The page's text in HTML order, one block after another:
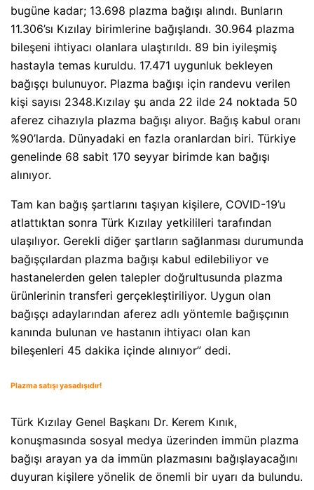
bugüne kadar; 13.698 plazma bağışı alındı. Bunların
11.306’sı Kızılay birimlerine bağışlandı. 30.964 plazma
bileşeni ihtiyacı olanlara ulaştırıldı. 89 bin iyileşmiş
hastayla temas kuruldu. 17.471 uygunluk bekleyen
bağışçı bulunuyor. Plazma bağışı için randevu verilen
kişi sayısı 2348.Kızılay şu anda 22 ilde 24 noktada 50
aferez cihazıyla plazma bağışı alıyor. Bağış kabul oranı
%90’larda. Dünyadaki en fazla oranlardan biri. Türkiye
genelinde 68 sabit 170 seyyar birimde kan bağışı
alınıyor.
Tam kan bağış şartlarını taşıyan kişilere, COVID-19’u
atlattıktan sonra Türk Kızılay yetkilileri tarafından
ulaşılıyor. Gerekli diğer şartların sağlanması durumunda
bağışçılardan plazma bağışı kabul edilebiliyor ve
hastanelerden gelen talepler doğrultusunda plazma
ürünlerinin transferi gerçekleştiriliyor. Uygun olan
bağışçı adaylarından aferez adlı yöntemle bağışçının
kanında bulunan ve hastanın ihtiyacı olan kan
bileşenleri 45 dakika içinde alınıyor” dedi.
Plazma satışı yasadışıdır!
Türk Kızılay Genel Başkanı Dr. Kerem Kınık,
konuşmasında sosyal medya üzerinden immün plazma
bağışı arayan ya da immün plazmasını bağışlayacağını
duyuran kişilere yönelik de önemli bir uyarı da bulundu.